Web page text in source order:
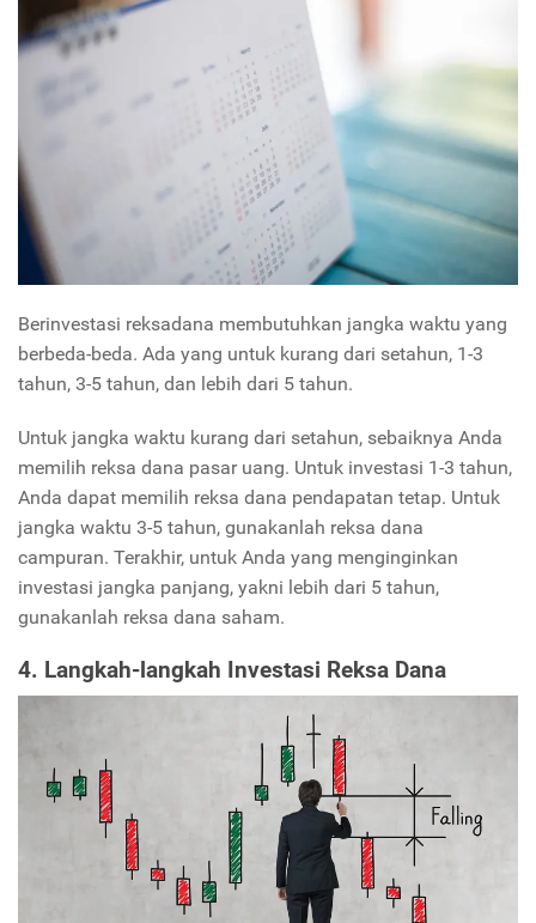
Berinvestasi reksadana membutuhkan jangka waktu yang
berbeda-beda. Ada yang untuk kurang dari setahun, 1-3
tahun, 3-5 tahun, dan lebih dari 5 tahun.
Untuk jangka waktu kurang dari setahun, sebaiknya Anda
memilih reksa dana pasar uang. Untuk investasi 1-3 tahun,
Anda dapat memilih reksa dana pendapatan tetap. Untuk
jangka waktu 3-5 tahun, gunakanlah reksa dana
campuran. Terakhir, untuk Anda yang menginginkan
investasi jangka panjang, yakni lebih dari 5 tahun,
gunakanlah reksa dana saham.
4. Langkah-langkah Investasi Reksa Dana